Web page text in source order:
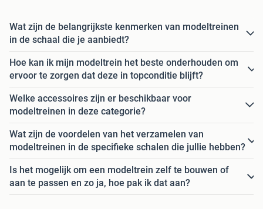
Wat zijn de belangrijkste kenmerken van modeltreinen
in de schaal die je aanbiedt?
Hoe kan ik mijn modeltrein het beste onderhouden om
ervoor te zorgen dat deze in topconditie blijft?
Welke accessoires zijn er beschikbaar voor
modeltreinen in deze categorie?
Wat zijn de voordelen van het verzamelen van
modeltreinen in de specifieke schalen die jullie hebben?
Is het mogelijk om een modeltrein zelf te bouwen of
aan te passen en zo ja, hoe pak ik dat aan?